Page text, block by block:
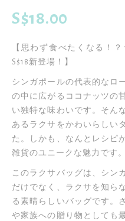
S$18.00
【思わず食べたくなる！
S$18新登場！】
シンガポールの代表的なロ
の中に広がるココナッツの
い独特な味わいです。そん
あるラクサをかわいらしい
た。しかも、なんとレシピ
雑貨のユニークな魅力です。
このラクサバッグは、シン
だけでなく、ラクサを知ら
る素晴らしいバッグです。
や家族への贈り物としても
ャ
リ
ー
の
最
後
に
移
動
す
る
ー
ギ
ャ
ラ
リ
ー
の
最
初
に
移
動
す